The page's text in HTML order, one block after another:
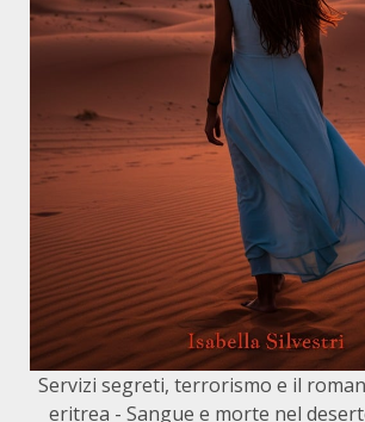
Servizi segreti, terrorismo e il
eritrea - Sangue e morte nel